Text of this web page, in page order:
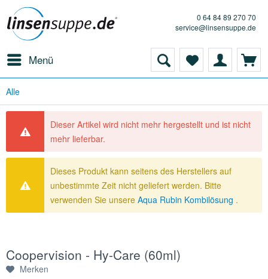
0 64 84 89 270 70
service@linsensuppe.de
Menü
Alle
Dieser Artikel wird nicht mehr hergestellt und ist nicht
mehr lieferbar.
Dieses Produkt kann seitens des Herstellers auf
unbestimmte Zeit nicht geliefert werden. Bitte
verwenden Sie unsereAqua Rubin Kombilösung .
Coopervision - Hy-Care (60ml)
Merken